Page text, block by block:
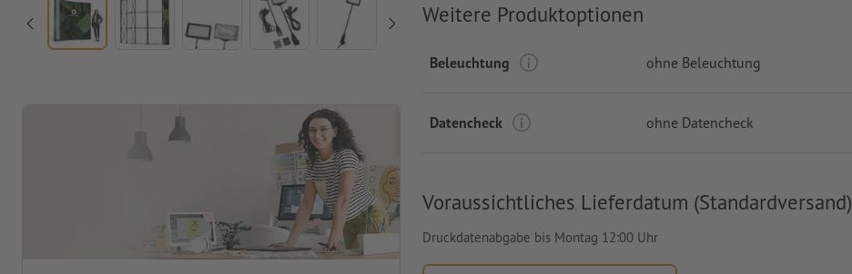
Weitere Produktoptionen
Beleuchtung ohne Beleuchtung
Datencheck ohne Datencheck
Voraussichtliches Lieferdatum (Standardversand)
Druckdatenabgabe bis Montag 12:00 Uhr